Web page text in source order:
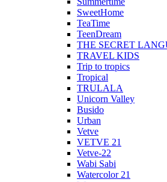
SweetHome
TeaTime
TeenDream
THE SECRET
TRAVEL KIDS
Trip to tropics
Tropical
TRULALA
Unicorn Valley
Busido
Urban
Vetve
VETVE 21
Vetve-22
Wabi Sabi
Watercolor 21